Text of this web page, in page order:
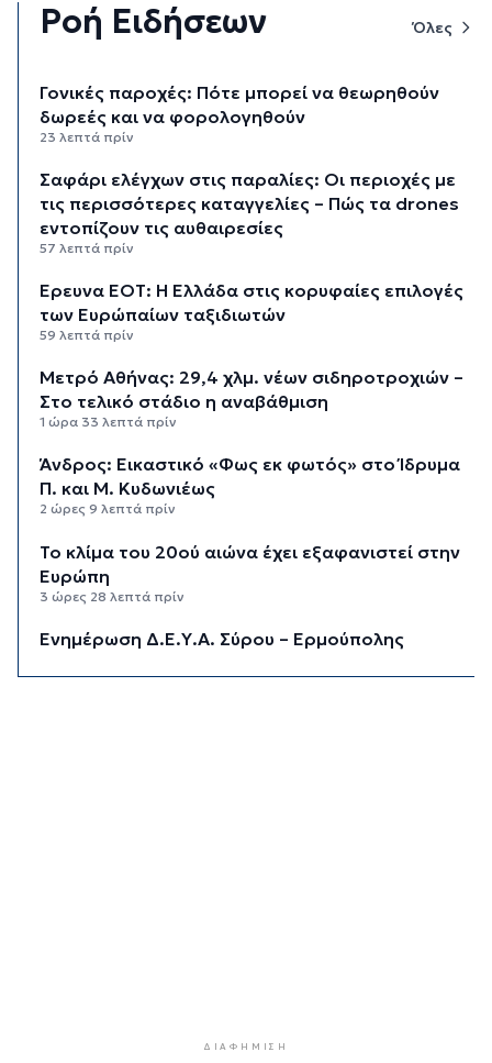
Ροή Ειδήσεων Όλες
Γονικές παροχές: Πότε μπορεί να θεωρηθούν
δωρεές και να φορολογηθούν
23 λεπτά πρίν
Σαφάρι ελέγχων στις παραλίες: Οι περιοχές με
τις περισσότερες καταγγελίες – Πώς τα drones
εντοπίζουν τις αυθαιρεσίες
57 λεπτά πρίν
Έρευνα ΕΟΤ: Η Ελλάδα στις κορυφαίες επιλογές
των Ευρώπαίων ταξιδιωτών
59 λεπτά πρίν
Μετρό Αθήνας: 29,4 χλμ. νέων σιδηροτροχιών –
Στο τελικό στάδιο η αναβάθμιση
1 ώρα 33 λεπτά πρίν
Άνδρος: Εικαστικό «Φως εκ φωτός» στο Ίδρυμα
Π. και Μ. Κυδωνιέως
2 ώρες 9 λεπτά πρίν
Το κλίμα του 20ού αιώνα έχει εξαφανιστεί στην
Ευρώπη
3 ώρες 28 λεπτά πρίν
Ενημέρωση Δ.Ε.Υ.Α. Σύρου – Ερμούπολης
ΔΙΑΦΉΜΙΣΗ